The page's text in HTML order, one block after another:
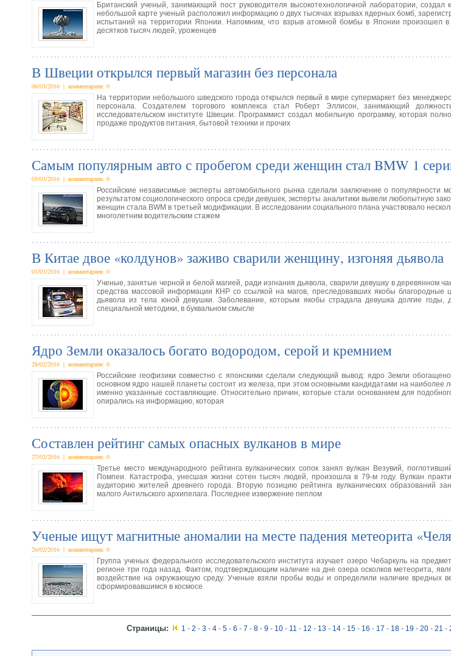
Британский ученый, занимающий пост руководителя высокотехнологичной лаборатории, создал
небольшой карте ученый расположил информацию о двух тысячах взрывах ядерных бомб,
испытаний на территории Японии. Напомним, что взрыв атомной бомбы в Японии произошел
десятков тысяч людей, уроженцев
В Швеции открылся первый магазин без персонала
06/03/2016 | комментариев: 0
На территории небольшого шведского города открылся первый в мире супермаркет без
персонала. Создателем торгового комплекса стал Роберт Эллисон, занимающий
исследовательском институте Швеции. Программист создал мобильную программу, которая
продаже продуктов питания, бытовой техники и прочих
Самым популярным авто с пробегом среди женщин стал BMW 1
05/03/2016 | комментариев: 0
Российские независимые эксперты автомобильного рынка сделали заключение о популярности
результатом социологического опроса среди девушек, эксперты аналитики вывели любопытную
женщин стала BWM в третьей модификации. В исследовании социального плана участвовало
многолетним водительским стажем
В Китае двое «колдунов» заживо сварили женщину, изгоняя дьявола
01/03/2016 | комментариев: 0
Ученые, занятые черной и белой магией, ради изгнания дьявола, сварили девушку в деревянном
средства массовой информации КНР со ссылкой на магов, преследовавших якобы благородные
дьявола из тела юной девушки. Заболевание, которым якобы страдала девушка долгие
специальной методики, в буквальном смысле
Ядро Земли оказалось богато водородом, серой и кремнием
28/02/2016 | комментариев: 0
Российские геофизики совместно с японскими сделали следующий вывод: ядро Земли
основном ядро нашей планеты состоит из железа, при этом основными кандидатами на наиболее
именно указанные составляющие. Относительно причин, которые стали основанием для
опирались на информацию, которая
Составлен рейтинг самых опасных вулканов в мире
27/02/2016 | комментариев: 0
Третье место международного рейтинга вулканических сопок занял вулкан Везувий,
Помпеи. Катастрофа, унесшая жизни сотен тысяч людей, произошла в 79-м году. Вулкан
аудиторию жителей древнего города. Вторую позицию рейтинга вулканических образований
малого Антильского архипелага. Последнее извержение пеплом
Ученые ищут магнитные аномалии на месте падения метеорита
26/02/2016 | комментариев: 0
Группа ученых федерального исследовательского института изучает озеро Чебаркуль на
регионе три года назад. Фактом, подтверждающим наличие на дне озера осколков метеорита,
воздействие на окружающую среду. Ученые взяли пробы воды и определили наличие вредных
сформировавшимся в космосе
Страницы: 1 - 2 - 3 - 4 - 5 - 6 - 7 - 8 - 9 - 10 - 11 - 12 - 13 - 14 - 15 - 16 - 17 - 18 - 19 - 20 - 21 -